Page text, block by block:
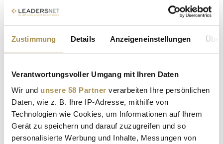
Zustimmung Details Anzeigeneinstellungen
Verantwortungsvoller Umgang mit Ihren Daten
Wir und unsere 58 Partner verarbeiten Ihre persönlichen
Daten, wie z. B. Ihre IP-Adresse, mithilfe von
Technologien wie Cookies, um Informationen auf Ihrem
Gerät zu speichern und darauf zuzugreifen und so
personalisierte Werbung und Inhalte, Messungen von